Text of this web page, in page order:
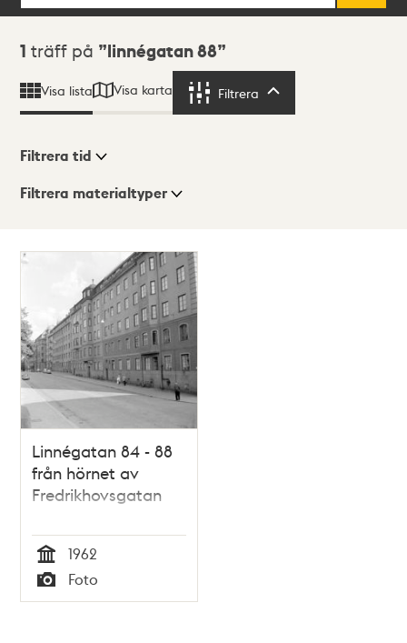
Sökresultat
1 träff på linnégatan 88
Visa lista Visa karta Filtrera
Visningsläge
Filtrera tid
Filtrera materialtyper
träffar
Linnégatan 84 - 88
från hörnet av
Fredrikhovsgatan
Tid
1962
Typ
Foto